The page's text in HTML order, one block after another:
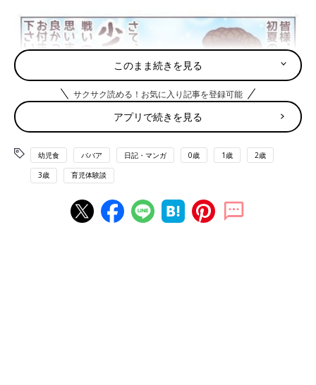
このまま続きを見る
サクサク読める！お気に入り記事を登録可能
アプリで続きを見る
幼児食 ババア 日記・マンガ 0歳 1歳 2歳
3歳 育児体験談